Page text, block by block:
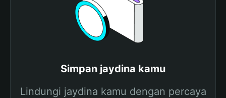
Simpan jaydina kamu
Lindungi jaydina kamu dengan percaya